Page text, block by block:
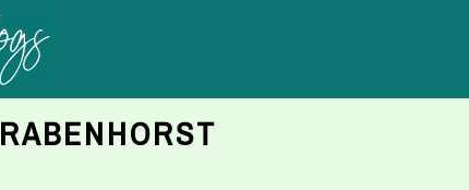
RABENHORST